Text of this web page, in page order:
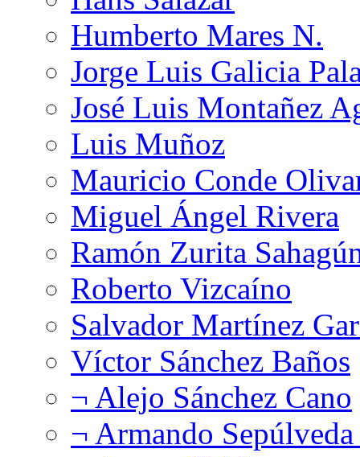
Humberto Mares N.
Jorge Luis Galicia
José Luis Montañez
Luis Muñoz
Mauricio Conde
Miguel Ángel Rivera
Ramón Zurita
Roberto Vizcaíno
Salvador Martínez
Víctor Sánchez Baños
¬ Alejo Sánchez Cano
¬ Armando